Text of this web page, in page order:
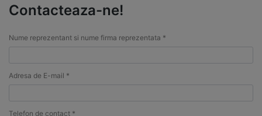
Contacteaza-ne!
Nume reprezentant si nume firma reprezentata *
Adresa de E-mail *
Telefon de contact *